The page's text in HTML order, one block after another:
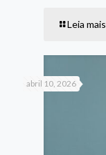
Leia mais
abril 10, 2026